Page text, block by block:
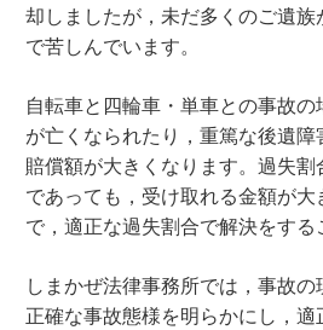
却しましたが，未だ多くのご遺
で苦しんでいます。
自転車と四輪車・単車との事故
が亡くなられたり，重篤な後遺障
賠償額が大きくなります。過失
であっても，受け取れる金額が
で，適正な過失割合で解決をする
しまかぜ法律事務所では，事故の
正確な事故態様を明らかにし，